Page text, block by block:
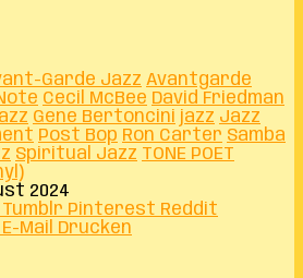
Garde Jazz Avantgarde
Cecil McBee David Friedman
Gene Bertoncini jazz Jazz
Post Bop Ron Carter Samba
Spiritual Jazz TONE POET
2024
Tumblr Pinterest Reddit
Mail Drucken